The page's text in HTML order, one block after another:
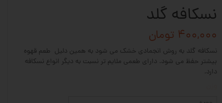
نسکافه گلد
۴۰۰,۰۰۰ تومان
نسکافه گلد به روش انجمادی خشک می شود به همین دلیل طعم قهوه
بیشتر حفظ می شود. دارای طعمی ملایم تر نسبت به دیگر انواع نسکافه
دارد.